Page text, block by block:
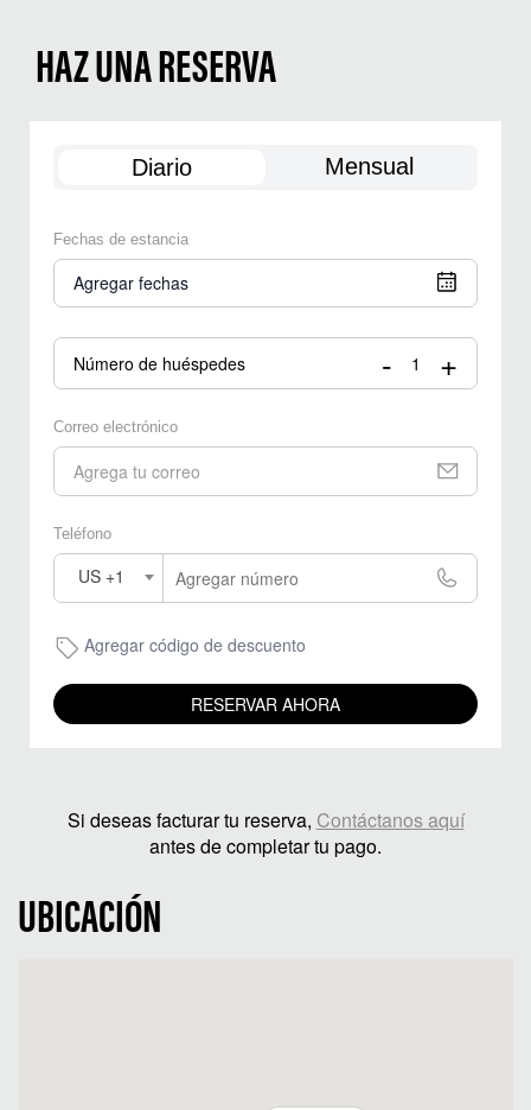
HAZ UNA RESERVA
Diario Mensual
Fechas de estancia
Agregar fechas
Número de huéspedes - +
Correo electrónico
Teléfono
US +1
Agregar código de descuento
RESERVAR AHORA
Si deseas facturar tu reserva, Contáctanos aquí
antes de completar tu pago.
UBICACIÓN